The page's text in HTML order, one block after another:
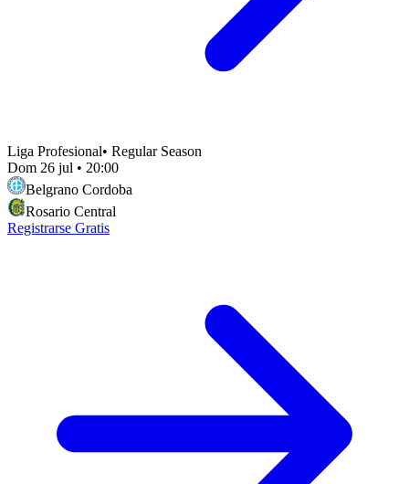
Liga Profesional• Regular Season
Dom 26 jul • 20:00
Belgrano Cordoba
Rosario Central
Registrarse Gratis